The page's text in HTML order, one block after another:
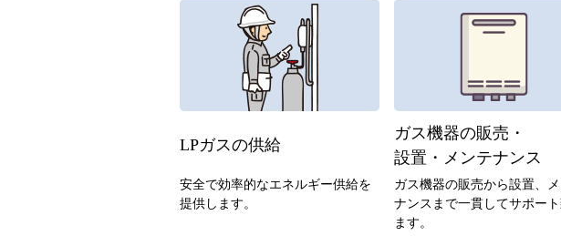
LPガスの供給
安全で効率的なエネルギー供給を
提供します。
ガス機器の販売・
設置・メンテナンス
ガス機器の販売から設置、
ナンスまで一貫してサポート
ます。